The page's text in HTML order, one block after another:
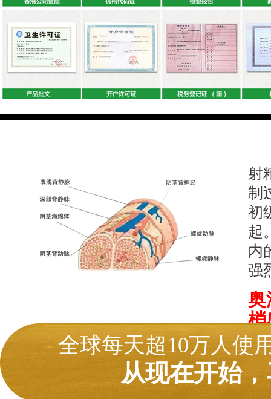
射
制
初
起
内
强
奥
梢
大
全球每天超10万人使
从现在开始